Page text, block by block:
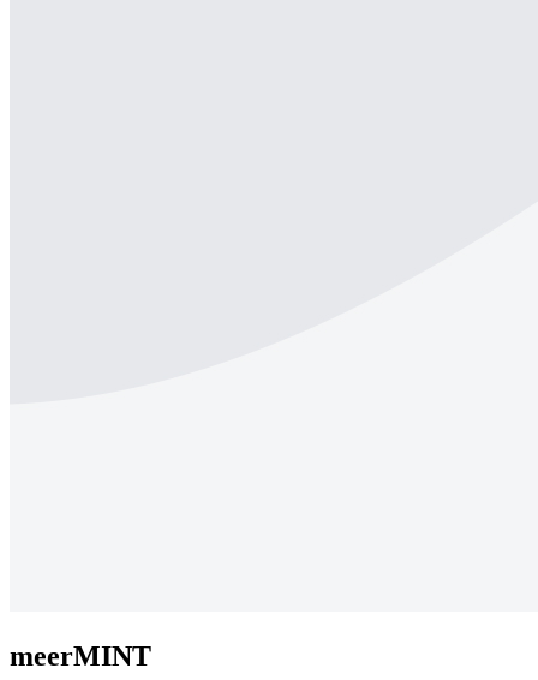
meerMINT